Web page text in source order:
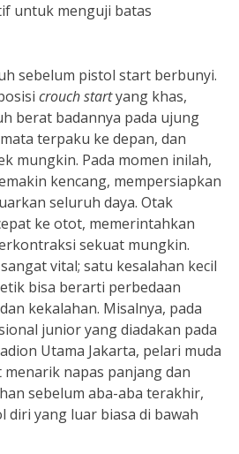
untuk menguji batas
sebelum pistol start berbunyi.
crouch startyang khas,
berat badannya pada ujung
terpaku ke depan, dan
mungkin. Pada momen inilah,
kencang, mempersiapkan
seluruh daya. Otak
ke otot, memerintahkan
sekuat mungkin.
vital; satu kesalahan kecil
bisa berarti perbedaan
kekalahan. Misalnya, pada
junior yang diadakan pada
Utama Jakarta, pelari muda
napas panjang dan
sebelum aba-aba terakhir,
yang luar biasa di bawah